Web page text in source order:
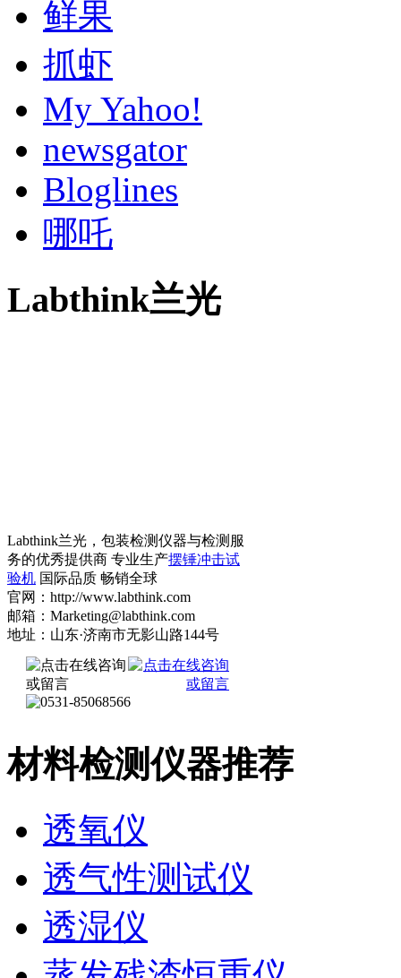
鲜果
抓虾
My Yahoo!
newsgator
Bloglines
哪吒
Labthink兰光
Labthink兰光，包装检测仪器与检测服
务的优秀提供商 专业生产摆锤冲击试
验机 国际品质 畅销全球
官网：http://www.labthink.com
邮箱：Marketing@labthink.com
地址：山东·济南市无影山路144号
材料检测仪器推荐
透氧仪
透气性测试仪
透湿仪